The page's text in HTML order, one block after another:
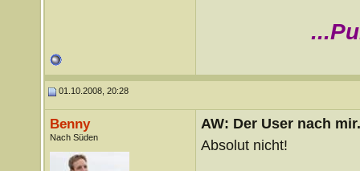
01.10.2008, 20:28
Benny
Nach Süden
AW: Der User nach
Absolut nicht!